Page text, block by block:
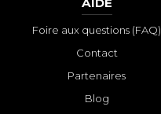
Foire aux questions (FAQ)
Contact
Partenaires
Blog